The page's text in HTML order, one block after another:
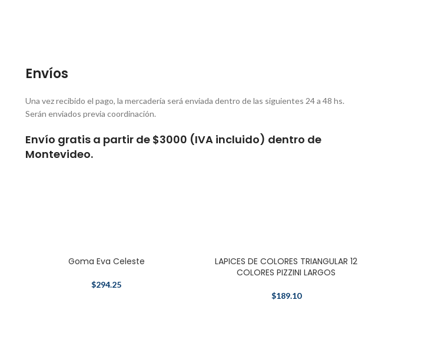
Envíos
Una vez recibido el pago, la mercadería será enviada dentro de las siguientes 24 a 48 hs.
Serán enviados previa coordinación.
Envío gratis a partir de $3000 (IVA incluido) dentro de
Montevideo.
Goma Eva Celeste
$294.25
LAPICES DE COLORES TRIANGULAR 12
COLORES PIZZINI LARGOS
$189.10